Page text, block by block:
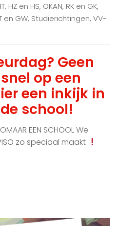
, HZ en HS, OKAN, RK en GK,
en GW, Studierichtingen, VV-
Geen
op een
een inkijk in
school!
EEN SCHOOL We
zo speciaal maakt